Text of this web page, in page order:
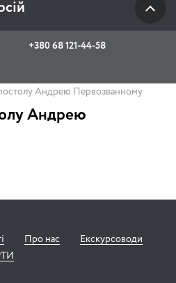
+380 68 121-44-58
WhatsApp
Андрею Первозванному
Андрею
Про нас
Екскурсоводи